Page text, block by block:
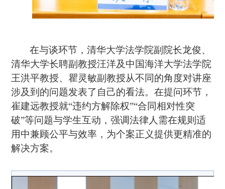
在与谈环节，清华大学法学院副院长龙俊、
清华大学长聘副教授汪洋及中国海洋大学法学院
王洪平教授、瞿灵敏副教授从不同的角度对讲座
涉及到的问题发表了自己的看法。在提问环节，
崔建远教授就“违约方解除权”“合同相对性突
破”等问题与学生互动，强调法律人需在规则适
用中兼顾公平与效率，为个案正义提供更精准的
解决方案。